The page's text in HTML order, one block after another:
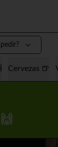
Cervezas 🍺